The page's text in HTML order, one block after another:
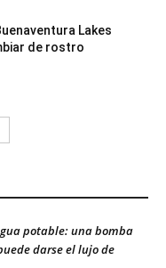
Lakes
de rostro
potable: una bomba
darse el lujo de